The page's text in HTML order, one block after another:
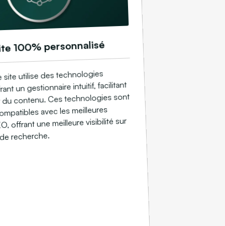
100% personnalisé
utilise des technologies
un gestionnaire intuitif, facilitant
du contenu. Ces technologies sont
avec les meilleures
offrant une meilleure visibilité sur
recherche.